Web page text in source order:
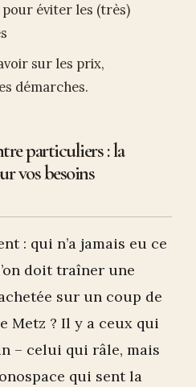
éviter les (très)
sur les prix,
démarches.
particuliers : la
vos besoins
: qui n’a jamais eu ce
doit traîner une
sur un coup de
Metz ? Il y a ceux qui
– celui qui râle, mais
qui sent la